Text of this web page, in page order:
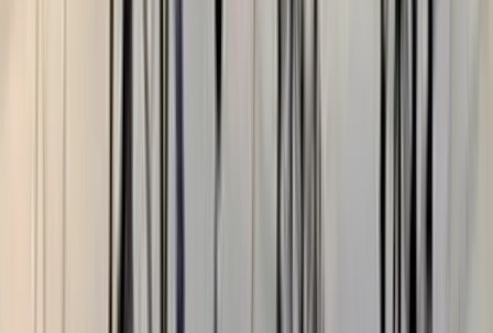
বরিশালটাইমস রিপোর্ট